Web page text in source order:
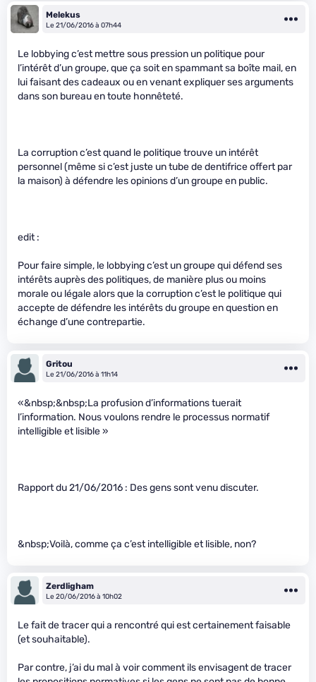
Melekus
Le 21/06/2016 à 07h44
Le lobbying c’est mettre sous pression un politique pour
l’intérêt d’un groupe, que ça soit en spammant sa boîte mail, en
lui faisant des cadeaux ou en venant expliquer ses arguments
dans son bureau en toute honnêteté.
La corruption c’est quand le politique trouve un intérêt
personnel (même si c’est juste un tube de dentifrice offert par
la maison) à défendre les opinions d’un groupe en public.
edit :
Pour faire simple, le lobbying c’est un groupe qui défend ses
intérêts auprès des politiques, de manière plus ou moins
morale ou légale alors que la corruption c’est le politique qui
accepte de défendre les intérêts du groupe en question en
échange d’une contrepartie.
Gritou
Le 21/06/2016 à 11h14
«&nbsp;&nbsp;La profusion d’informations tuerait
l’information. Nous voulons rendre le processus normatif
intelligible et lisible »
Rapport du 21/06/2016 : Des gens sont venu discuter.
&nbsp;Voilà, comme ça c’est intelligible et lisible, non?
Zerdligham
Le 20/06/2016 à 10h02
Le fait de tracer qui a rencontré qui est certainement faisable
(et souhaitable).
Par contre, j’ai du mal à voir comment ils envisagent de tracer